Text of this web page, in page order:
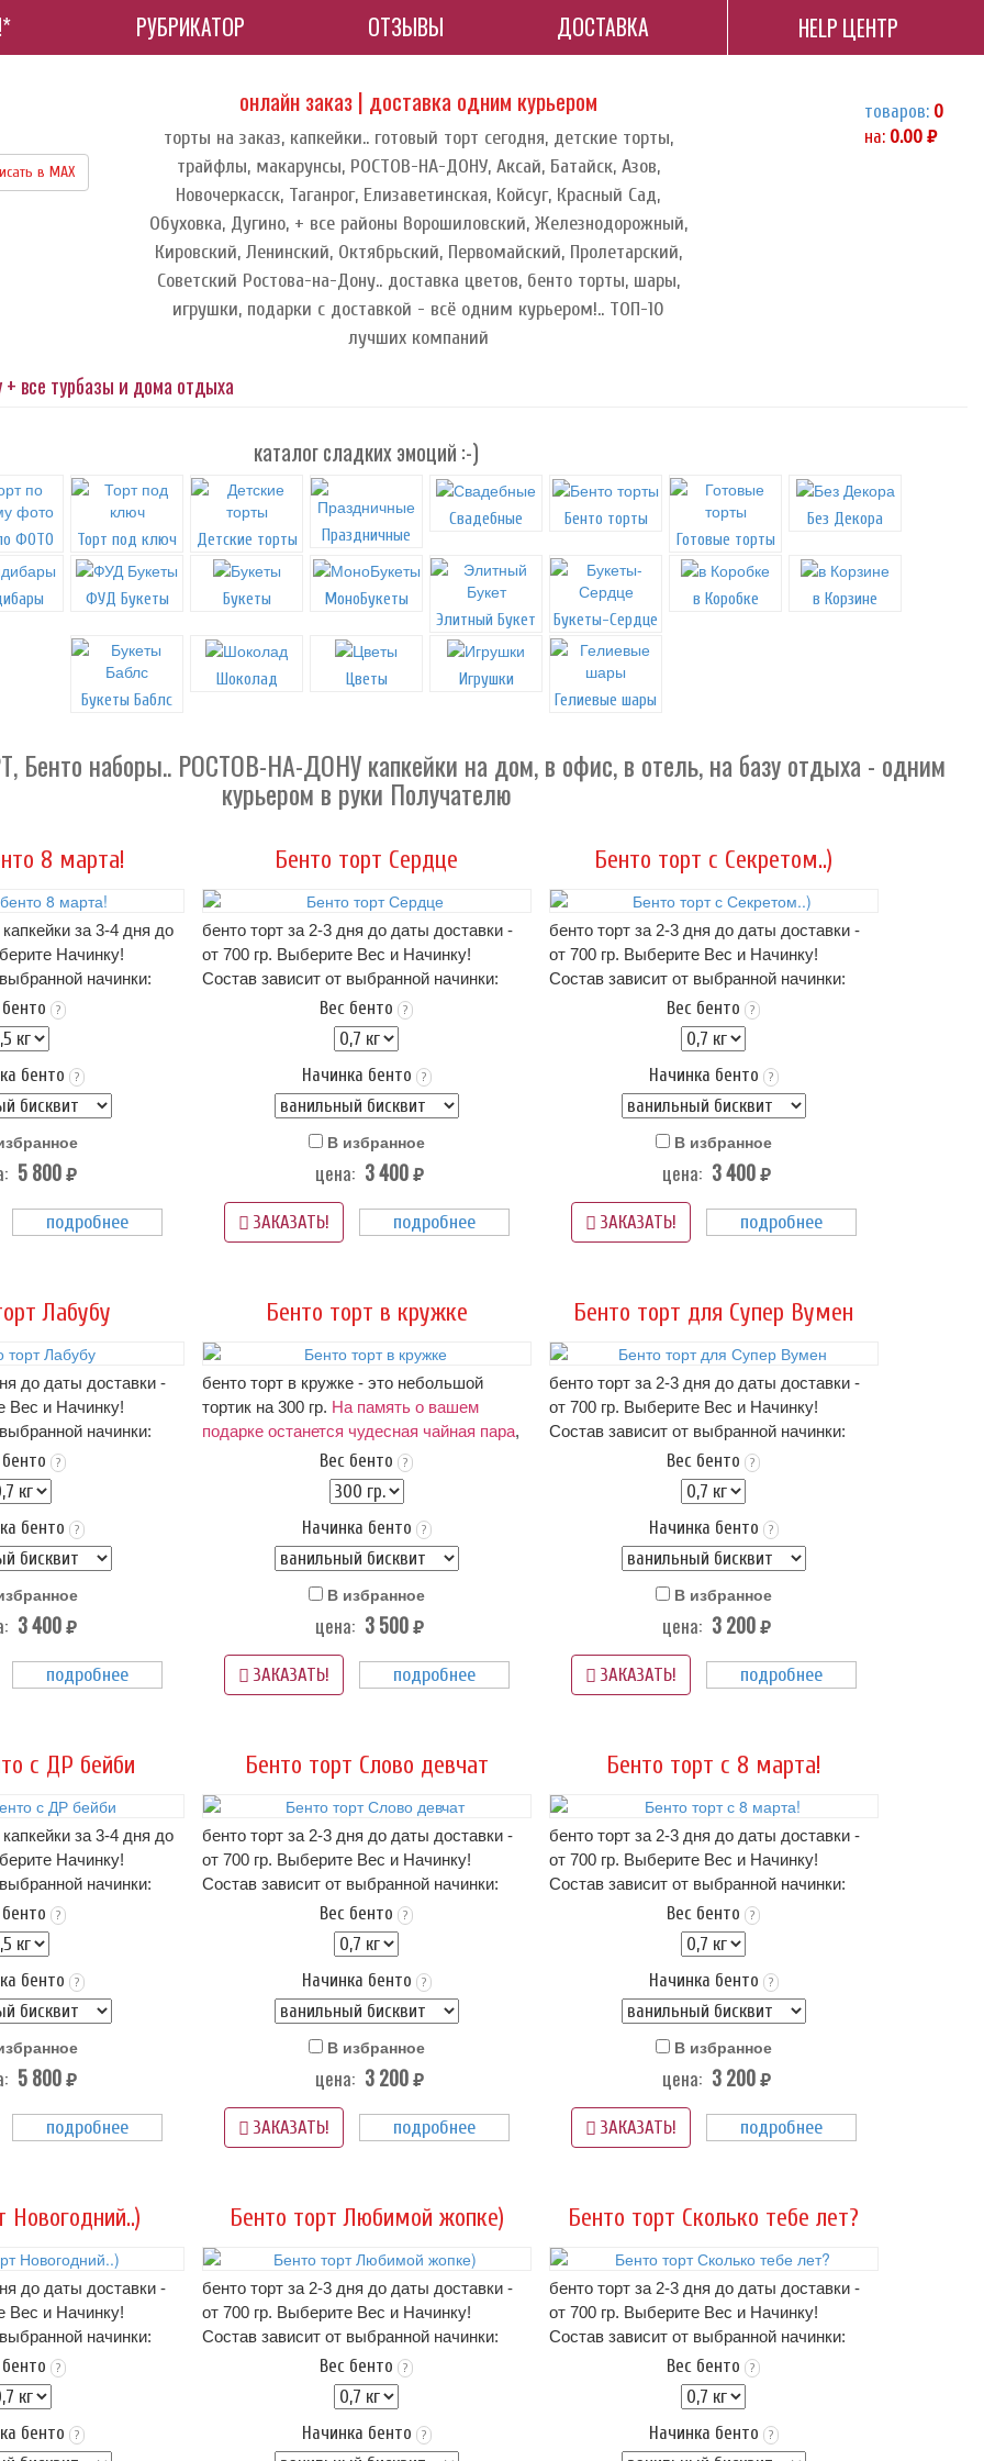
РУБРИКАТОР ОТЗЫВЫ ДОСТАВКА HELP ЦЕНТР
в МАХ
онлайн заказ | доставка одним курьером
торты на заказ, капкейки.. готовый торт сегодня, детские торты,
трайфлы, макарунсы, РОСТОВ-НА-ДОНУ, Аксай, Батайск, Азов,
Новочеркасск, Таганрог, Елизаветинская, Койсуг, Красный Сад,
Обуховка, Дугино, + все районы Ворошиловский, Железнодорожный,
Кировский, Ленинский, Октябрьский, Первомайский, Пролетарский,
Советский Ростова-на-Дону.. доставка цветов, бенто торты, шары,
игрушки, подарки с доставкой - всё одним курьером!.. ТОП-10
лучших компаний
товаров: 0
на: 0.00 руб.
все турбазы и дома отдыха
каталог сладких эмоций :-)
ФОТО Торт под ключ Детские торты Праздничные
Свадебные
Бенто торты
Готовые торты
Без Декора
ФУД Букеты Букеты
МоноБукеты
Элитный Букет
Букеты-Сердце
в Коробке в Корзине
Букеты Баблс
Шоколад Цветы
Игрушки
Гелиевые шары
Бенто наборы.. РОСТОВ-НА-ДОНУ капкейки на дом, в офис, в отель, на базу отдыха - одним
курьером в руки Получателю
8 марта!
за 3-4 дня до
Начинку!
начинки:
в карточке
от начинки)
декор из цветов,
стоимость
(3 суток) при t 4+
не подходит -
картинку
?
бенто ?
5 800 руб.
подробнее
Бенто торт Сердце
бенто торт за 2-3 дня до даты доставки -
от 700 гр. Выберите Вес и Начинку!
Состав зависит от выбранной начинки:
описание начинок - ниже в карточке
тортика!.. (цена зависит от начинки)
Оформление: крем пломбир или крем чиз;
надписи и/или рисунок - можно
изменить
Упаковка Стандарт (белая) - входит в
Срок хранения: 72 часа (3 суток) при t 4+
Вес: от 0,7 кг.
на фото пример оформления бенто-торта,
WhatsApp
Вес бенто ?
Начинка бенто ?
В избранное
цена: 3 400 руб.
ЗАКАЗАТЬ! подробнее
Бенто торт с Секретом..)
бенто торт за 2-3 дня до даты доставки -
от 700 гр. Выберите Вес и Начинку!
Состав зависит от выбранной начинки:
описание начинок - ниже в карточке
тортика!.. (цена зависит от начинки)
Оформление: крем пломбир или крем чиз;
надписи и/или рисунок - можно
изменить
Упаковка Стандарт (белая) - входит в
Срок хранения: 72 часа (3 суток) при t 4+
Вес: от 0,7 кг.
на фото пример оформления бенто-торта,
WhatsApp
Вес бенто ?
Начинка бенто ?
В избранное
цена: 3 400 руб.
ЗАКАЗАТЬ! подробнее
Лабубу
до даты доставки -
Вес и Начинку!
начинки:
в карточке
от начинки)
или крем чиз..
- входит в
(3 суток) при t 4+
не подходит -
картинку
?
бенто ?
3 400 руб.
подробнее
Бенто торт в кружке
бенто торт в кружке - это небольшой
тортик на 300 гр. На память о вашем
подарке останется чудесная чайная пара,
заказ за 5-7 дней до даты доставки.
Полностью натуральный состав,
изготовлен без использования заморозки.
Чайная пара - может оличаться по цвету и
Надпись на тортике, можно
изменить.
Упаковка Стандарт (белая) - входит в
Вес торта: ~ 300 гр.
можно прислать свою картинкунам в
WhatsApp
Вес бенто ?
Начинка бенто ?
В избранное
цена: 3 500 руб.
ЗАКАЗАТЬ! подробнее
Бенто торт для Супер Вумен
бенто торт за 2-3 дня до даты доставки -
от 700 гр. Выберите Вес и Начинку!
Состав зависит от выбранной начинки:
описание начинок - ниже в карточке
тортика!.. (цена зависит от начинки)
Оформление: крем пломбир или крем чиз..
Упаковка Стандарт (белая) - входит в
стоимость
Срок хранения: 72 часа (3 суток) при t 4+
если этот вариант Вам не подходит -
можно прислать свою картинку
Вес бенто ?
Начинка бенто ?
В избранное
цена: 3 200 руб.
ЗАКАЗАТЬ! подробнее
с ДР бейби
за 3-4 дня до
Начинку!
начинки:
в карточке
от начинки)
декор из цветов,
стоимость
(3 суток) при t 4+
не подходит -
картинку
?
бенто ?
5 800 руб.
подробнее
Бенто торт Слово девчат
бенто торт за 2-3 дня до даты доставки -
от 700 гр. Выберите Вес и Начинку!
Состав зависит от выбранной начинки:
описание начинок - ниже в карточке
тортика!.. (цена зависит от начинки)
Оформление: крем пломбир или крем чиз..
Упаковка Стандарт (белая) - входит в
стоимость
Срок хранения: 72 часа (3 суток) при t 4+
если этот вариант Вам не подходит -
можно прислать свою картинку
Вес бенто ?
Начинка бенто ?
В избранное
цена: 3 200 руб.
ЗАКАЗАТЬ! подробнее
Бенто торт с 8 марта!
бенто торт за 2-3 дня до даты доставки -
от 700 гр. Выберите Вес и Начинку!
Состав зависит от выбранной начинки:
описание начинок - ниже в карточке
тортика!.. (цена зависит от начинки)
Оформление: крем пломбир или крем чиз..
Упаковка Стандарт (белая) - входит в
стоимость
Срок хранения: 72 часа (3 суток) при t 4+
если этот вариант Вам не подходит -
можно прислать свою картинку
Вес бенто ?
Начинка бенто ?
В избранное
цена: 3 200 руб.
ЗАКАЗАТЬ! подробнее
Новогодний..)
до даты доставки -
Вес и Начинку!
начинки:
в карточке
от начинки)
или крем чиз..
- входит в
?
бенто ?
Бенто торт Любимой жопке)
бенто торт за 2-3 дня до даты доставки -
от 700 гр. Выберите Вес и Начинку!
Состав зависит от выбранной начинки:
описание начинок - ниже в карточке
тортика!.. (цена зависит от начинки)
Оформление: крем пломбир или крем чиз..
Упаковка Стандарт (белая) - входит в
стоимость
Вес бенто ?
Начинка бенто ?
Бенто торт Сколько тебе лет?
бенто торт за 2-3 дня до даты доставки -
от 700 гр. Выберите Вес и Начинку!
Состав зависит от выбранной начинки:
описание начинок - ниже в карточке
тортика!.. (цена зависит от начинки)
Оформление: крем пломбир или крем чиз..
Упаковка Стандарт (белая) - входит в
стоимость
Вес бенто ?
Начинка бенто ?